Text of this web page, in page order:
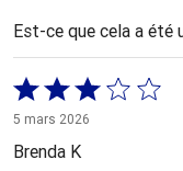
Est-ce que cela a été
Coté
3 sur
5
5 mars 2026
Brenda K